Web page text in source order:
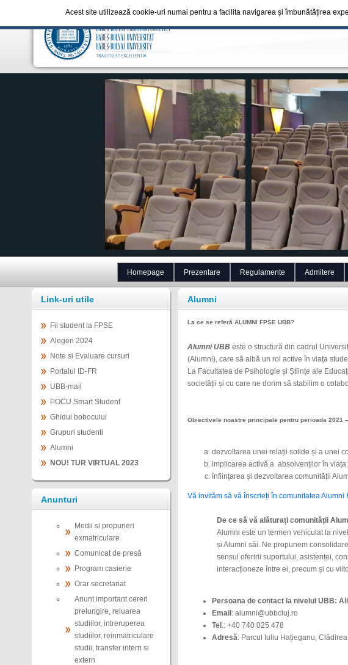
Homepage Prezentare Regulamente Admitere
Link-uri utile
Fii student la FPSE
Alegeri 2024
Note si Evaluare cursuri
Portalul ID-FR
UBB-mail
POCU Smart Student
Ghidul bobocului
Grupuri studenti
Alumni
NOU! TUR VIRTUAL 2023
Anunturi
Medii si propuneri
exmatriculare
Comunicat de presă
Program casierie
Orar secretariat
Anunt important cereri
prelungire, reluarea
studiilor, intreruperea
studiilor, reinmatriculare
studii, transfer intern si
extern
Alumni
La ce se referă ALUMNI FPSE UBB?
Alumni UBB este o structură din cadrul
(Alumni), care să aibă un rol active în viața
La Facultatea de Psihologie și Științe ale
societății și cu care ne dorim să stabilim o
Obiectivele noastre principale pentru perioada 2021
dezvoltarea unei relații solide și a unei
implicarea activă a absolvenților în viața
înființarea și dezvoltarea comunității
Vă invităm să vă înscrieți în comunitatea Alumni
De ce să vă alăturați comunității
Alumni este un termen vehiculat la
și Alumni săi. Ne propunem
sensul oferirii suportului, asistenței,
interacționeze între ei, precum și cu
Persoana de contact la nivelul UBB:
Email : alumni@ubbcluj.ro
Tel .: +40 740 025 478
Adresă: Parcul Iuliu Hațieganu,
Acest site utilizează cookie-uri numai pentru a facilita navigarea și îmbunătățirea